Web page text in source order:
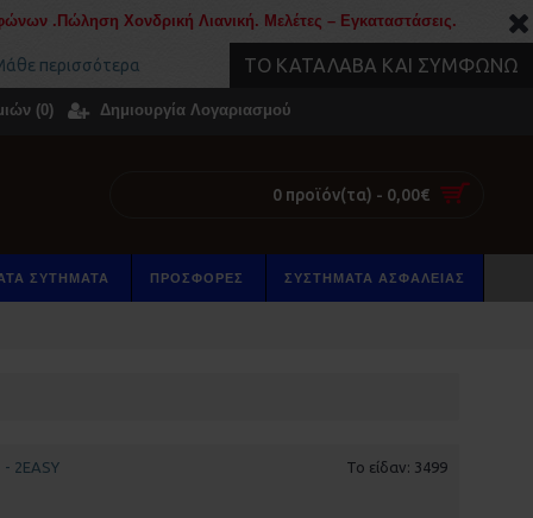
.Πώληση Χονδρική Λιανική. Μελέτες – Εγκαταστάσεις.
περισσότερα ΤΟ ΚΑΤΆΛΑΒΑ ΚΑΙ ΣΥΜΦΩΝΏ
(0) Δημιουργία Λογαριασμού
0 προϊόν(τα) - 0,00€
ΣΥΤΗΜΑΤΑ ΠΡΟΣΦΟΡΕΣ ΣΥΣΤΉΜΑΤΑ ΑΣΦΑΛΕΊΑΣ
Το είδαν: 3499
- 2EASY